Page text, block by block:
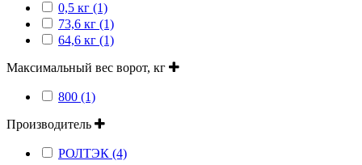
0,5 кг (1)
73,6 кг (1)
64,6 кг (1)
Максимальный вес ворот, кг
800 (1)
Производитель
РОЛТЭК (4)